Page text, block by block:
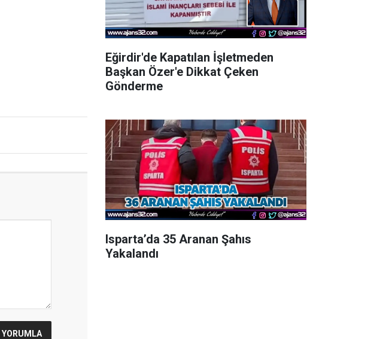
Eğirdir'de Kapatılan İşletmeden
Başkan Özer'e Dikkat Çeken
Gönderme
Isparta’da 35 Aranan Şahıs
Yakalandı